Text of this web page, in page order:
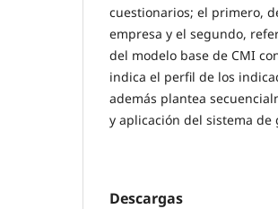
cuestionarios; el primero,
empresa y el segundo,
del modelo base de CMI
indica el perfil de los
además plantea
y aplicación del sistema de
Descargas